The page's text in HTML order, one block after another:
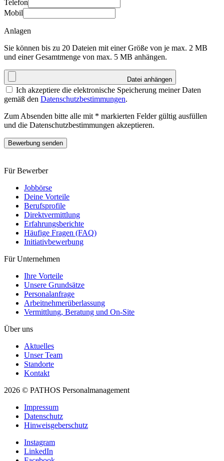
Telefon
Mobil
Anlagen
Sie können bis zu 20 Dateien mit einer Größe von je max. 2 MB
und einer Gesamtmenge von max. 5 MB anhängen.
Datei anhängen
Ich akzeptiere die elektronische Speicherung meiner Daten
gemäß den Datenschutzbestimmungen.
Zum Absenden bitte alle mit * markierten Felder gültig ausfüllen
und die Datenschutzbestimmungen akzeptieren.
Bewerbung senden
Für Bewerber
Jobbörse
Deine Vorteile
Berufsprofile
Direktvermittlung
Erfahrungsberichte
Häufige Fragen (FAQ)
Initiativ­bewerbung
Für Unternehmen
Ihre Vorteile
Unsere Grundsätze
Personal­anfrage
Arbeitnehmer­überlassung
Vermittlung, Beratung und On-Site
Über uns
Aktuelles
Unser Team
Standorte
Kontakt
2026 © PATHOS Personalmanagement
Impressum
Datenschutz
Hinweisgeberschutz
Instagram
LinkedIn